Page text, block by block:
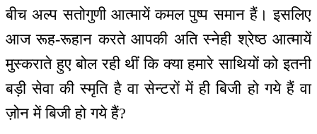
बीच अल्प सतोगुणी आत्मायें कमल पुष्प समान हैं। इसलिए
आज रूह-रूहान करते आपकी अति स्नेही श्रेष्ठ आत्मायें
मुस्कराते हुए बोल रही थीं कि क्या हमारे साथियों को इतनी
बड़ी सेवा की स्मृति है वा सेन्टरों में ही बिजी हो गये हैं वा
ज़ोन में बिजी हो गये हैं?